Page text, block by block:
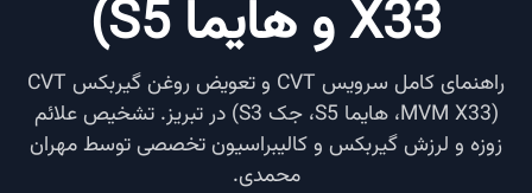
X33 و هایما S5)
راهنمای کامل سرویس CVT و تعویض روغن گیربکس CVT
(MVM X33، هایما S5، جک S3) در تبریز. تشخیص علائم
زوزه و لرزش گیربکس و کالیبراسیون تخصصی توسط مهران
محمدی.